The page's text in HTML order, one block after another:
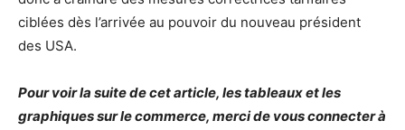
ciblées dès l’arrivée au pouvoir du nouveau président
des USA.
Pour voir la suite de cet article, les tableaux et les
graphiques sur le commerce, merci de vous connecter à